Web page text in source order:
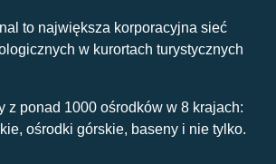
to największa korporacyjna sieć
w kurortach turystycznych
z ponad 1000 ośrodków w 8 krajach:
ośrodki górskie, baseny i nie tylko.